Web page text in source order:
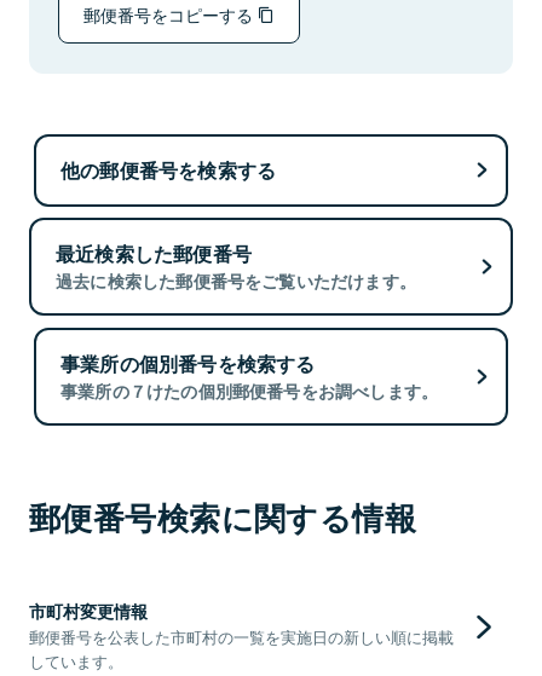
郵便番号をコピーする
他の郵便番号を検索する
最近検索した郵便番号
過去に検索した郵便番号をご覧いただけます。
事業所の個別番号を検索する
事業所の７けたの個別郵便番号をお調べします。
郵便番号検索に関する情報
市町村変更情報
郵便番号を公表した市町村の一覧を実施日の新しい順に掲載
しています。